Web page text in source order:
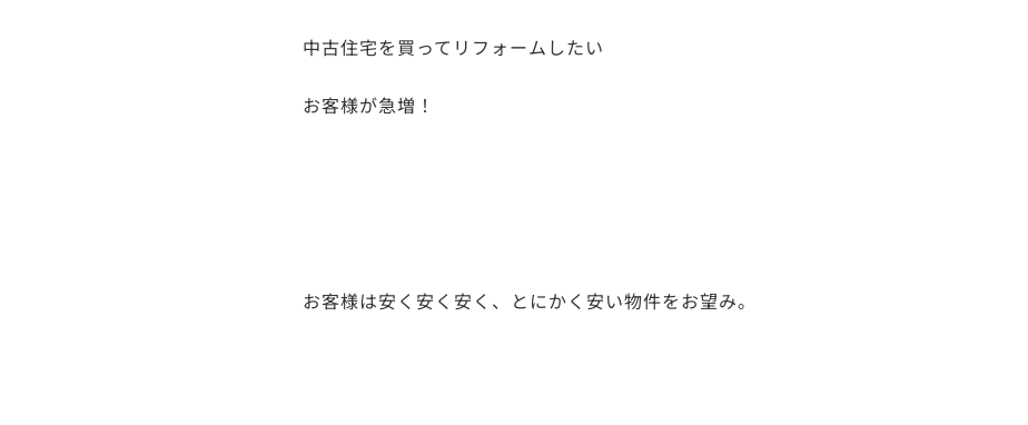
中古住宅を買ってリフォームしたい
お客様が急増！
お客様は安く安く安く、とにかく安い物件をお望み。